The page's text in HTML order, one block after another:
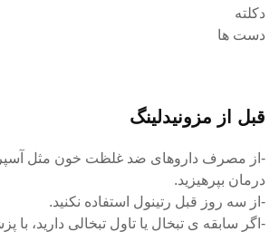
دکلته
دست ها
قبل از مزونیدلینگ
-از مصرف داروهای ضد غلظت خون مثل
درمان بپرهیزید.
-از سه روز قبل رتینول استفاده نکنید.
-اگر سابقه ی تبخال یا تاول تبخالی دارید،